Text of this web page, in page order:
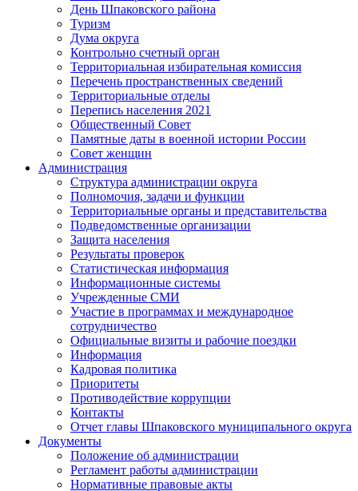
День Шпаковского района
Туризм
Дума округа
Контрольно счетный орган
Территориальная избирательная комиссия
Перечень пространственных сведений
Территориальные отделы
Перепись населения 2021
Общественный Совет
Памятные даты в военной истории России
Совет женщин
Администрация
Структура администрации округа
Полномочия, задачи и функции
Территориальные органы и представительства
Подведомственные организации
Защита населения
Результаты проверок
Статистическая информация
Информационные системы
Учрежденные СМИ
Участие в программах и международное
сотрудничество
Официальные визиты и рабочие поездки
Информация
Кадровая политика
Приоритеты
Противодействие коррупции
Контакты
Отчет главы Шпаковского муниципального округа
Документы
Положение об администрации
Регламент работы администрации
Нормативные правовые акты